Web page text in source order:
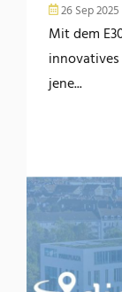
26 Sep 2025
Mit dem
jene...